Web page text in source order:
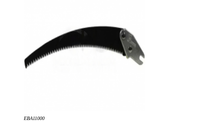
EBA11000